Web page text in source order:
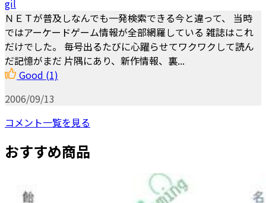
gil
ＮＥＴが普及しなんでも一発検索できる今と違って、 当時
ではアーケードゲーム情報が全部網羅している 雑誌はこれ
だけでした。 毎号出るたびに心躍らせてワクワクして読ん
だ記憶がまだ 片隅にあり、新作情報、裏...
Good (1)
2006/09/13
コメント一覧を見る
おすすめ商品